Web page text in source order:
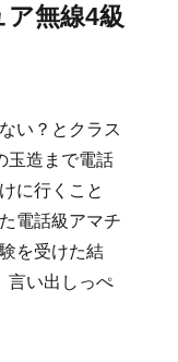
無線4級
い？とクラス
玉造まで電話
に行くこと
電話級アマチ
を受けた結
言い出しっぺ